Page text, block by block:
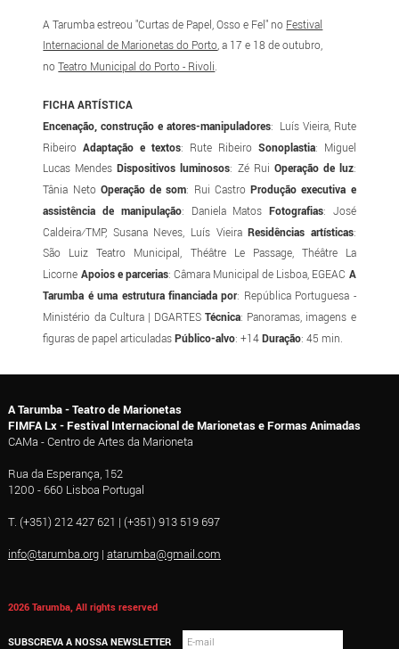
A Tarumba estreou "Curtas de Papel, Osso e Fel" no Festival
Internacional de Marionetas do Porto, a 17 e 18 de outubro,
noTeatro Municipal do Porto - Rivoli.
FICHA ARTÍSTICA
Encenação, construção e atores-manipuladores: Luís Vieira, Rute
RibeiroAdaptação e textos: Rute Ribeiro Sonoplastia: Miguel
Lucas MendesDispositivos luminosos: Zé Rui Operação de luz:
Tânia Neto Operação de som: Rui CastroProdução executiva e
assistência de manipulação: Daniela Matos Fotografias: José
Caldeira⁄TMP, Susana Neves, Luís VieiraResidências artísticas:
São Luiz Teatro Municipal, Théâtre Le Passage, Théâtre La
Licorne Apoios e parcerias: Câmara Municipal de Lisboa, EGEAC A
Tarumba é uma estrutura financiada por: República Portuguesa -
Ministério da Cultura | DGARTESTécnica: Panoramas, imagens e
figuras de papel articuladasPúblico-alvo: +14Duração: 45 min.
A Tarumba - Teatro de Marionetas
FIMFA Lx - Festival Internacional de Marionetas e Formas Animadas
CAMa - Centro de Artes da Marioneta
Rua da Esperança, 152
1200 - 660 Lisboa Portugal
T. (+351) 212 427 621 | (+351) 913 519 697
info@tarumba.org| atarumba@gmail.com
2026 Tarumba, All rights reserved
SUBSCREVA A NOSSA NEWSLETTER